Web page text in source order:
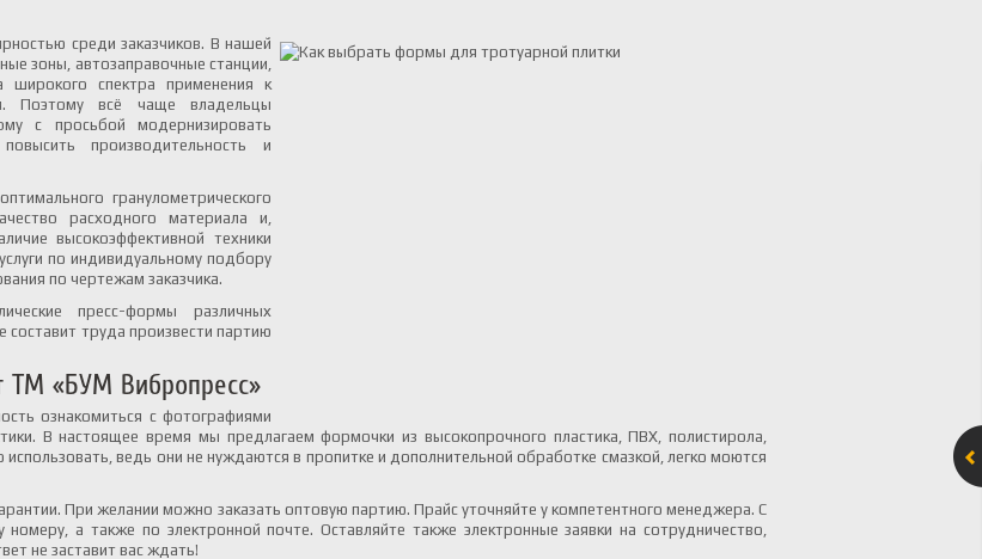
среди заказчиков. В нашей
зоны, автозаправочные станции,
широкого спектра применения к
Поэтому всё чаще владельцы
с просьбой модернизировать
производительность и
гранулометрического
расходного материала и,
высокоэффективной техники
по индивидуальному подбору
по чертежам заказчика.
пресс-формы различных
составит труда произвести партию
ТМ «БУМ Вибропресс»
ознакомиться с фотографиями
В настоящее время мы предлагаем формочки из высокопрочного пластика, ПВХ, полистирола,
использовать, ведь они не нуждаются в пропитке и дополнительной обработке смазкой, легко моются
При желании можно заказать оптовую партию. Прайс уточняйте у компетентного менеджера. С
а также по электронной почте. Оставляйте также электронные заявки на сотрудничество,
не заставит вас ждать!